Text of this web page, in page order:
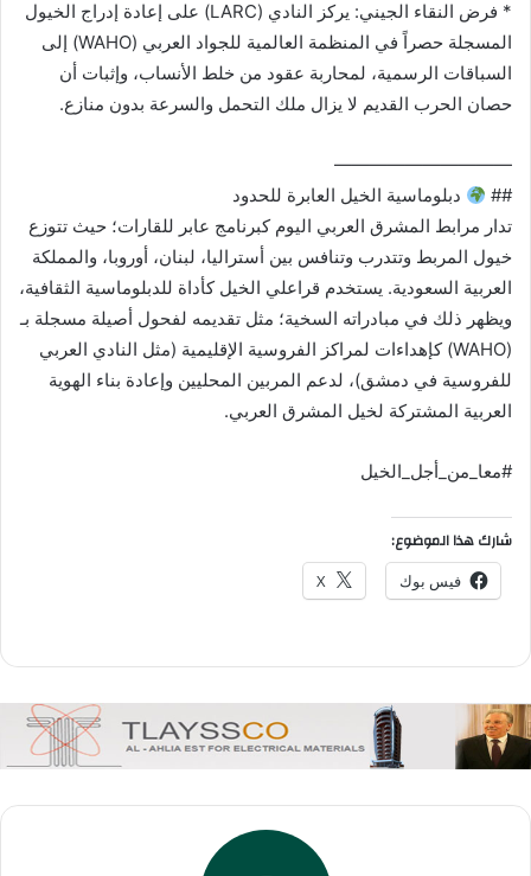
* فرض النقاء الجيني: يركز النادي (LARC) على إعادة إدراج الخيول
المسجلة حصراً في المنظمة العالمية للجواد العربي (WAHO) إلى
السباقات الرسمية، لمحاربة عقود من خلط الأنساب، وإثبات أن
حصان الحرب القديم لا يزال ملك التحمل والسرعة بدون منازع.
——————————
##
دبلوماسية الخيل العابرة للحدود
تدار مرابط المشرق العربي اليوم كبرنامج عابر للقارات؛ حيث تتوزع
خيول المربط وتتدرب وتنافس بين أستراليا، لبنان، أوروبا، والمملكة
العربية السعودية. يستخدم قراعلي الخيل كأداة للدبلوماسية الثقافية،
ويظهر ذلك في مبادراته السخية؛ مثل تقديمه لفحول أصيلة مسجلة بـ
(WAHO) كإهداءات لمراكز الفروسية الإقليمية (مثل النادي العربي
للفروسية في دمشق)، لدعم المربين المحليين وإعادة بناء الهوية
العربية المشتركة لخيل المشرق العربي.
#معا_من_أجل_الخيل
شارك هذا الموضوع:
فيس بوك X